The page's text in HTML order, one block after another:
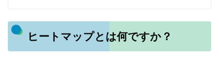
ヒートマップとは何ですか？